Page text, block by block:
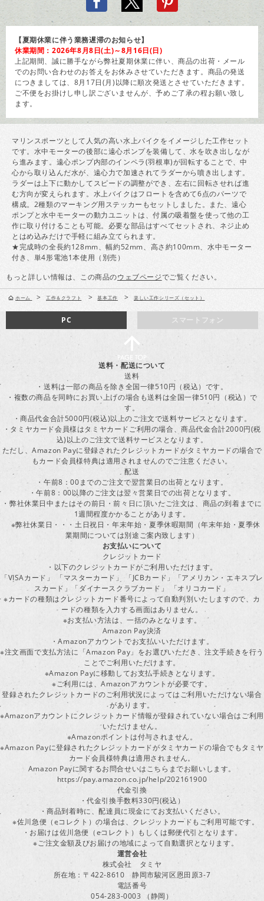
【夏期休業に伴う業務遅滞のお知らせ】
休業期間：2026年8月8日(土)～8月16日(日)
上記期間、誠に勝手ながら弊社夏期休業に伴い、商品の出荷・メール
でのお問い合わせのお答えをお休みさせていただきます。商品の発送
につきましては、8月17日(月)以降に順次発送とさせていただきます。
ご不便をお掛けし申し訳ございませんが、予めご了承の程お願い致し
ます。
マリンスポーツとして人気の高い水上バイクをイメージした工作セット
です。水中モーターの後部に遠心ポンプを装備して、水を吹き出しなが
ら進みます。遠心ポンプ内部のインペラ(羽根車)が回転することで、中
心から取り込んだ水が、遠心力で加速されてラダーから噴き出します。
ラダーは上下に動かしてスピードの調整ができ、左右に回転させれば進
む方向が変えられます。水上バイクはフロートを含めて6点のパーツで
構成。2種類のマーキング用ステッカーもセットしました。また、遠心
ポンプと水中モーターの動力ユニットは、付属の吸着盤を使って他の工
作に取り付けることも可能。必要な部品はすべてセットされ、ネジ止め
とはめ込みだけで手軽に組み立てられます。
★完成時の全長約128mm、幅約52mm、高さ約100mm、水中モーター
付き、単4形電池1本使用（別売）
もっと詳しい情報は、この商品のウェブページでご覧ください。
ホーム > 工作＆クラフト > 基本工作 > 楽しい工作シリーズ（セット）
スマートフォン
PC
送料・配送について
送料
・送料は一部の商品を除き全国一律510円（税込）です。
・複数の商品を同時にお買い上げの場合も送料は全国一律510円（税込）で
す。
・商品代金合計5000円(税込)以上のご注文で送料サービスとなります。
・タミヤカード会員様はタミヤカードご利用の場合、商品代金合計2000円(税
込)以上のご注文で送料サービスとなります。
ただし、Amazon Payに登録されたクレジットカードがタミヤカードの場合で
もカード会員様特典は適用されませんのでご注意ください。
配送
・午前8：00までのご注文で翌営業日の出荷となります。
・午前8：00以降のご注文は翌々営業日での出荷となります。
・弊社休業日中またはその前日・前々日に頂いたご注文は、商品の到着までに
1週間程度かかることがあります。
※弊社休業日・・・土日祝日・年末年始・夏季休暇期間（年末年始・夏季休
業期間については別途ご案内致します）
お支払いについて
クレジットカード
・以下のクレジットカードがご利用いただけます。
「VISAカード」 「マスターカード」 「JCBカード」「アメリカン・エキスプレ
スカード」「ダイナースクラブカード」 「オリコカード」
※カードの種類はクレジットカード番号によって自動判別いたしますので、カ
ードの種類を入力する画面はありません。
※お支払い方法は、一括のみとなります。
Amazon Pay決済
・Amazonアカウントでお支払いいただけます。
※注文画面で支払方法に「Amazon Pay」をお選びいただき、注文手続きを行う
ことでご利用いただけます。
※Amazon Payに移動してお支払手続きとなります。
※ご利用には、Amazonアカウントが必要です。
登録されたクレジットカードのご利用状況によってはご利用いただけない場合
があります。
※Amazonアカウントにクレジットカード情報が登録されていない場合はご利用
いただけません。
※Amazonポイントは付与されません。
※Amazon Payに登録されたクレジットカードがタミヤカードの場合でもタミヤ
カード会員様特典は適用されません。
Amazon Payに関するお問合せいはこちらまでお願いします。
https://pay.amazon.co.jp/help/202161900
代金引換
・代金引換手数料330円(税込）
・商品到着時に、配達員に現金にてお支払いください。
※佐川急便（eコレクト）の場合は、クレジットカードもご利用可能です。
・お届けは佐川急便（eコレクト）もしくは郵便代引となります。
※ご注文金額及びお届けの地域によって自動選択となります。
運営会社
株式会社 タミヤ
所在地：〒422-8610 静岡市駿河区恩田原3-7
電話番号
054-283-0003 （静岡）